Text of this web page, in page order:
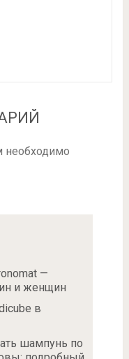
необходимо
—
и женщин
в
шампунь по